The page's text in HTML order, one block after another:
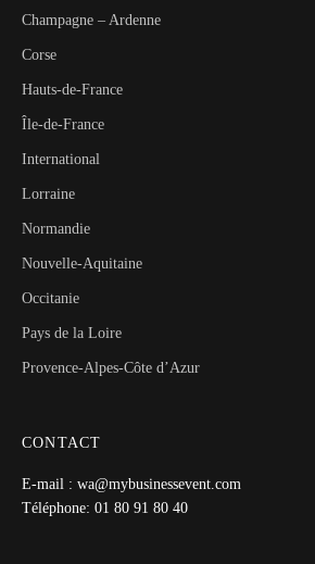
Champagne – Ardenne
Corse
Hauts-de-France
Île-de-France
International
Lorraine
Normandie
Nouvelle-Aquitaine
Occitanie
Pays de la Loire
Provence-Alpes-Côte d’Azur
CONTACT
E-mail : wa@mybusinessevent.com
Téléphone: 01 80 91 80 40